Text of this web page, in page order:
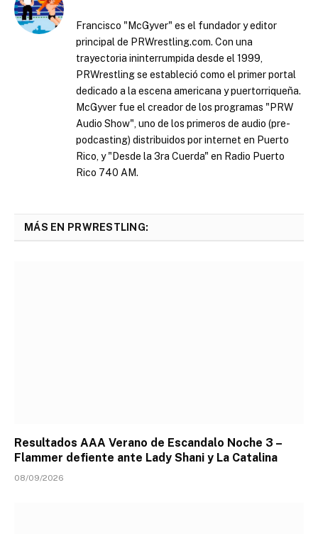
Francisco "McGyver" es el fundador y editor
principal de PRWrestling.com. Con una
trayectoria ininterrumpida desde el 1999,
PRWrestling se estableció como el primer portal
dedicado a la escena americana y puertorriqueña.
McGyver fue el creador de los programas "PRW
Audio Show", uno de los primeros de audio (pre-
podcasting) distribuidos por internet en Puerto
Rico, y "Desde la 3ra Cuerda" en Radio Puerto
Rico 740 AM.
MÁS EN PRWRESTLING:
Resultados AAA Verano de Escandalo Noche 3 –
Flammer defiente ante Lady Shani y La Catalina
08/09/2026